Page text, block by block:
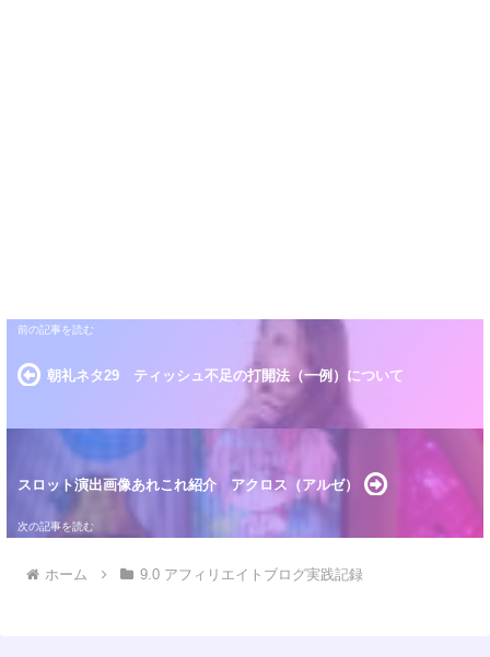
朝礼ネタ29 ティッシュ不足の打開法（一例）について
スロット演出画像あれこれ紹介 アクロス（アルゼ）
ホーム 9.0 アフィリエイトブログ実践記録